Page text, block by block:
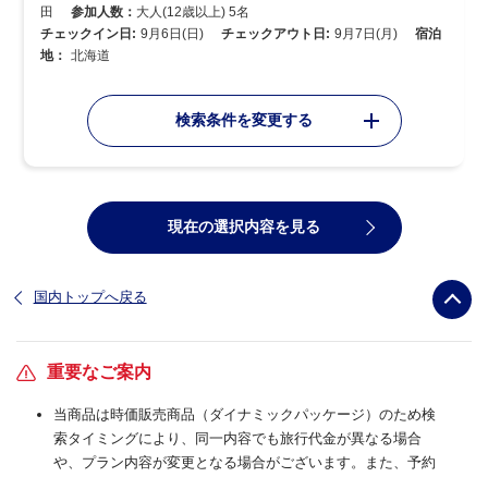
田
参加人数： 大人(12歳以上) 5名
チェックイン日: 9月6日(日) チェックアウト日: 9月7日(月)
宿泊
地： 北海道
検索条件を変更する
現在の選択内容を見る
国内トップへ戻る
重要なご案内
当商品は時価販売商品（ダイナミックパッケージ）のため検
索タイミングにより、同一内容でも旅行代金が異なる場合
や、プラン内容が変更となる場合がございます。また、予約